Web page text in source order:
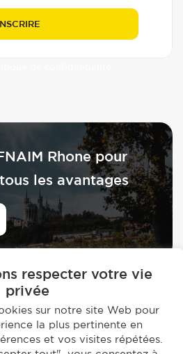
Rhone pour
les avantages
FNAIM du Rhône
respecter votre vie
privée
sur notre site Web pour
la plus pertinente en
et vos visites répétées.